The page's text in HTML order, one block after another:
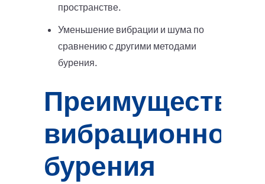
пространстве.
Уменьшение вибрации и шума по
сравнению с другими методами
бурения.
Преимущества
вибрационного
бурения